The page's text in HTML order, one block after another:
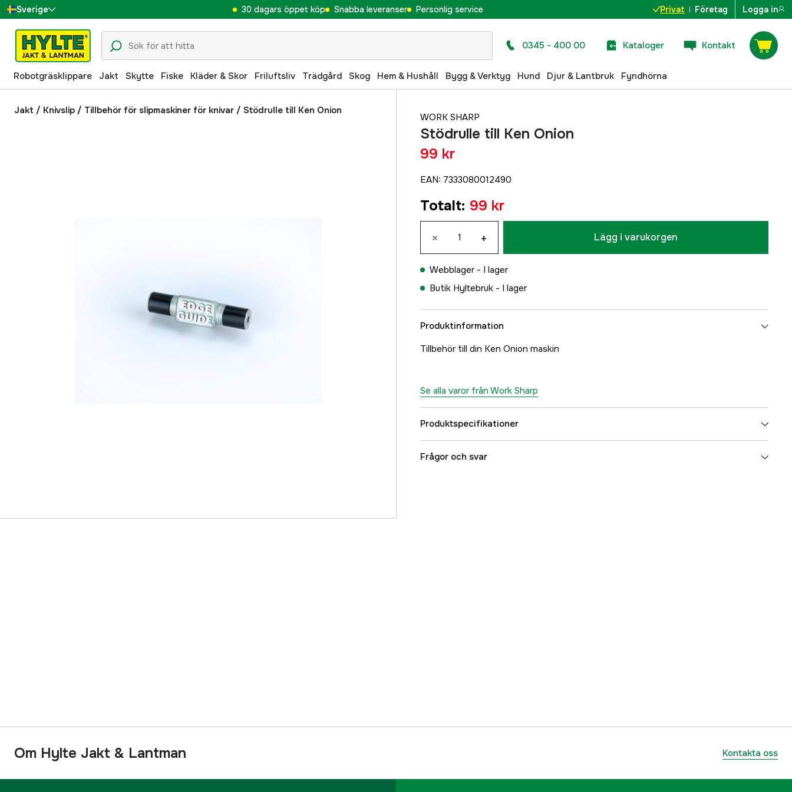
Sverige
Danmark
Suomi
Norge
Deutschland
30 dagars öppet köp Snabba leveranser Personlig service Privat Företag Logga in
0345 - 400 00 Kataloger Kontakt
Robotgräsklippare Jakt Skytte Fiske Kläder & Skor Friluftsliv Trädgård Skog Hem & Hushåll Bygg & Verktyg Hund Djur & Lantbruk Fyndhörna
Jakt / Knivslip / Tillbehör för slipmaskiner för knivar / Stödrulle till Ken Onion
WORK SHARP
Stödrulle till Ken Onion
99 kr
EAN: 7333080012490
Totalt: 99 kr
× + Lägg i varukorgen
Webblager - I lager
Butik Hyltebruk - I lager
Produktinformation
Tillbehör till din Ken Onion maskin
Se alla varor från Work Sharp
Produktspecifikationer
Referensnummer
Frågor och svar
Om Hylte Jakt & Lantman Kontakta oss